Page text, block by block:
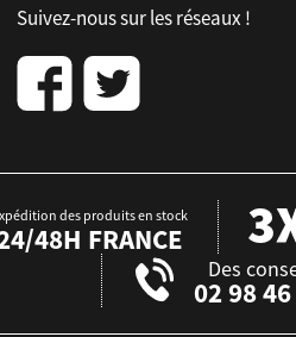
Suivez-nous sur les réseaux !
des produits en stock
48H FRANCE
Des
02 98